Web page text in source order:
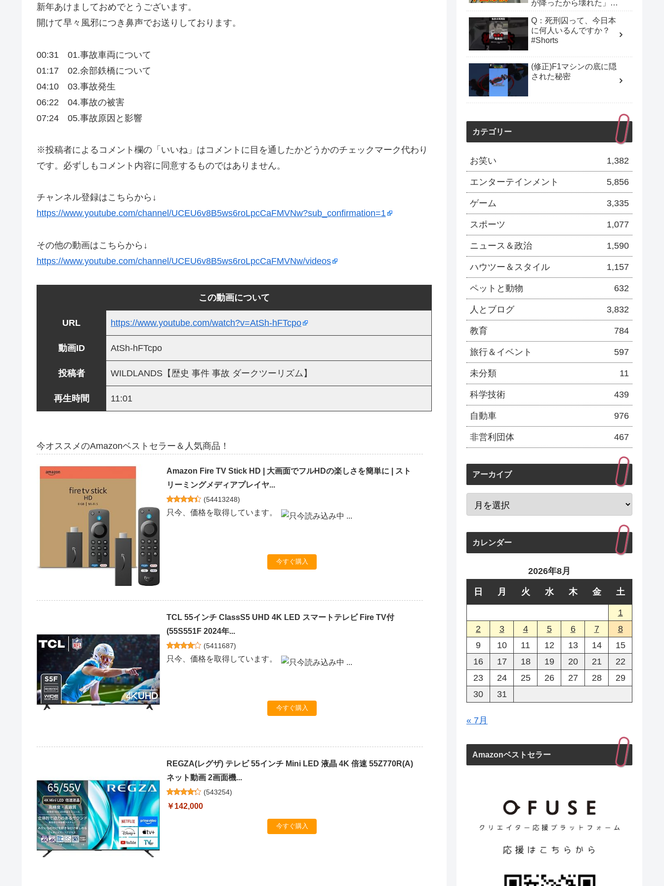
新年あけましておめでとうございます。
開けて早々風邪につき鼻声でお送りしております。
00:31 01.事故車両について
01:17 02.余部鉄橋について
04:10 03.事故発生
06:22 04.事故の被害
07:24 05.事故原因と影響
※投稿者によるコメント欄の「いいね」はコメントに目を通したかどうかのチェックマーク代わり
です。必ずしもコメント内容に同意するものではありません。
チャンネル登録はこちらから↓
https://www.youtube.com/channel/UCEU6v8B5ws6roLpcCaFMVNw?sub_confirmation=1
その他の動画はこちらから↓
https://www.youtube.com/channel/UCEU6v8B5ws6roLpcCaFMVNw/videos
この動画について
URL https://www.youtube.com/watch?v=AtSh-hFTcpo
動画ID AtSh-hFTcpo
投稿者 WILDLANDS【歴史 事件 事故 ダークツーリズム】
再生時間 11:01
今オススメのAmazonベストセラー＆人気商品！
Amazon Fire TV Stick HD | 大画面でフルHDの楽しさを簡単に | スト
リーミングメディアプレイヤ...
(54413248)
只今、価格を取得しています。
今すぐ購入
TCL 55インチ ClassS5 UHD 4K LED スマートテレビ Fire TV付
(55S551F 2024年...
(5411687)
只今、価格を取得しています。
今すぐ購入
REGZA(レグザ) テレビ 55インチ Mini LED 液晶 4K 倍速 55Z770R(A)
ネット動画 2画面機...
(543254)
￥142,000
今すぐ購入
が降ったから壊れた」ギ
外が驚愕！【日本の誇り
ちゃんねる】
Q：死刑囚って、今日本
に何人いるんですか？
#Shorts
(修正)F1マシンの底に隠
された秘密
カテゴリー
お笑い 1,382
エンターテインメント 5,856
ゲーム 3,335
スポーツ 1,077
ニュース＆政治 1,590
ハウツー＆スタイル 1,157
ペットと動物 632
人とブログ 3,832
教育 784
旅行＆イベント 597
未分類 11
科学技術 439
自動車 976
非営利団体 467
アーカイブ
カレンダー
2026年8月
日 月 火 水 木 金 土
1
2
3 4 5 6 7
8
9
10 11 12 13 14
15
16
17 18 19 20 21
22
23
24 25 26 27 28
29
30
31
« 7月
Amazonベストセラー